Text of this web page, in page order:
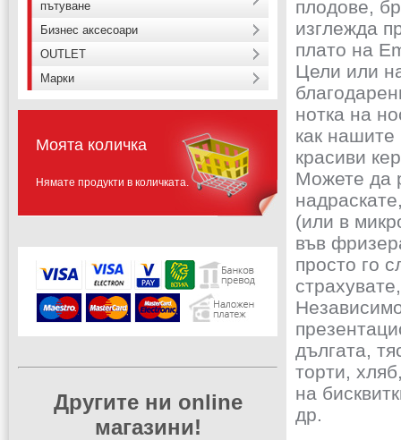
плодове,
изглежда
плато на
Цели или
нотка на
как нашите
красиви
Можете да
(или в
във
просто го
дългата,
торти,
на
др.
пътуване
Бизнес аксесоари
OUTLET
Марки
Моята количка
Нямате продукти в количката.
Другите ни online
магазини!